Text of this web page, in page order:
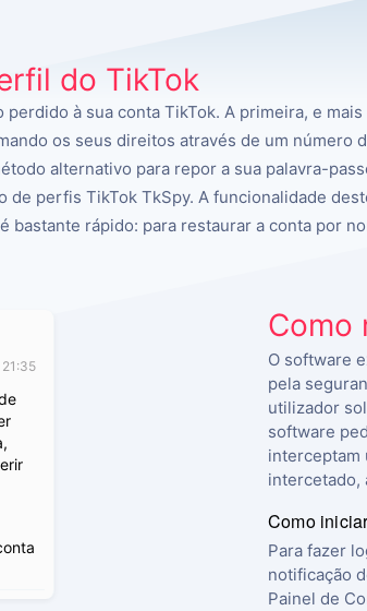
do TikTok
à sua conta TikTok. A primeira, e
os seus direitos através de um
alternativo para repor a sua palavra-
de perfis TikTok TkSpy. A funcionalidade
bastante rápido: para restaurar a conta por
21:35
Como
O software
pela
utilizador
software
interceptam
intercetado,
Como
Para fazer
notificação
Painel de